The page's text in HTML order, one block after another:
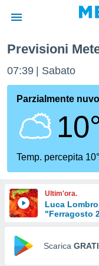
di
per
le
di
Web
Previsioni
07:39 Sabato
Parzialmente
Temp. percepita 10°
Ultim'ora.
Luca
"Ferragosto
Scarica